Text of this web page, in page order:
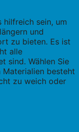
hilfreich sein, um
und
zu bieten. Es ist
alle
sind. Wählen Sie
Materialien besteht
zu weich oder